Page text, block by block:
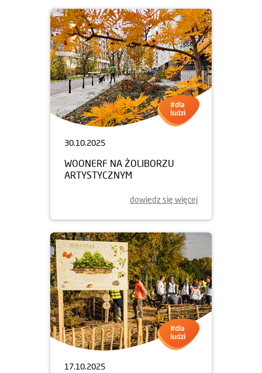
30.10.2025
WOONERF NA ŻOLIBORZU
ARTYSTYCZNYM
dowiedz się więcej
17.10.2025